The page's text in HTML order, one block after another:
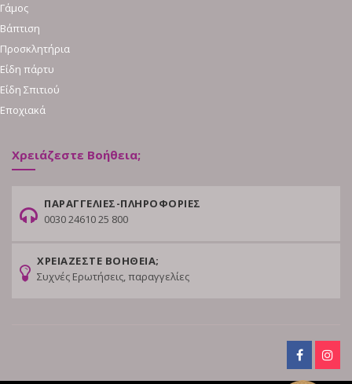
Γάμος
Βάπτιση
Προσκλητήρια
Είδη πάρτυ
Είδη Σπιτιού
Εποχιακά
Χρειάζεστε Βοήθεια;
ΠΑΡΑΓΓΕΛΙΕΣ-ΠΛΗΡΟΦΟΡΙΕΣ
0030 24610 25 800
ΧΡΕΙΑΖΕΣΤΕ ΒΟΗΘΕΙΑ;
Συχνές Ερωτήσεις, παραγγελίες